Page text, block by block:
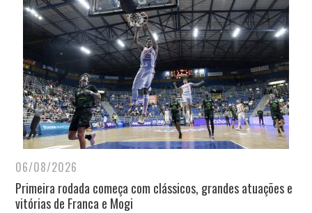
06/08/2026
Primeira rodada começa com clássicos, grandes atuações e
vitórias de Franca e Mogi